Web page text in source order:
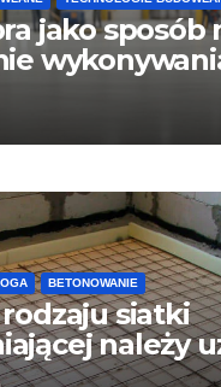
jako sposób
betonowych i
BETONOWANIE
siatki
należy